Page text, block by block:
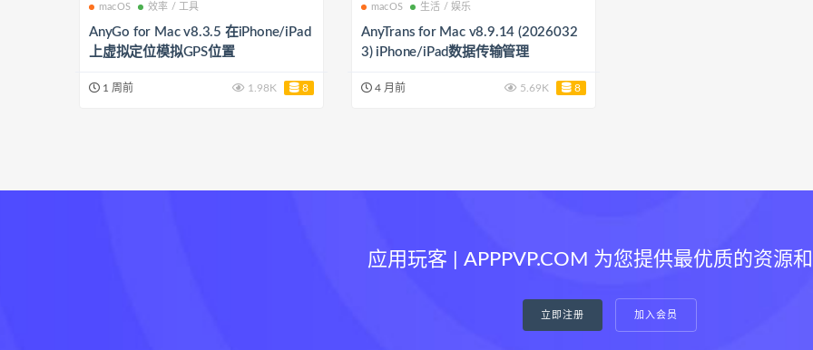
macOS 效率 / 工具
AnyGo for Mac v8.3.5 在iPhone/iPad
上虚拟定位模拟GPS位置
1 周前 1.98K 8
macOS 生活 / 娱乐
AnyTrans for Mac v8.9.14 (2026032
3) iPhone/iPad数据传输管理
4 月前 5.69K 8
应用玩客 | APPPVP.COM 为您提供最优质的资源
立即注册 加入会员